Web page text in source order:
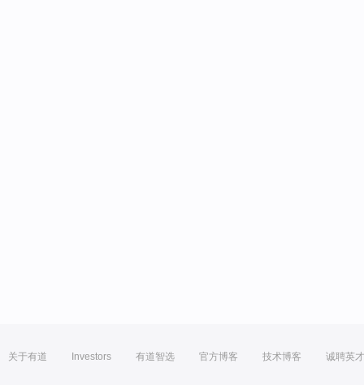
关于有道 Investors 有道智选 官方博客 技术博客 诚聘英才